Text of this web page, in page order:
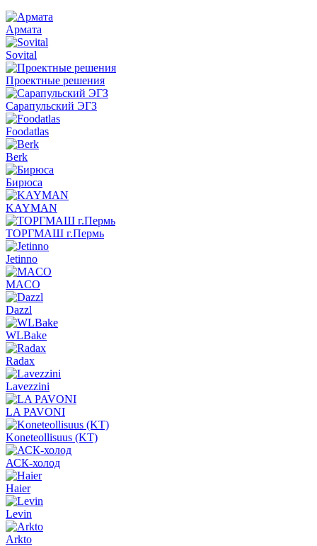
Армата
Sovital
Проектные решения
Сарапульский ЭГЗ
Foodatlas
Berk
Бирюса
KAYMAN
ТОРГМАШ г.Пермь
Jetinno
MACO
Dazzl
WLBake
Radax
Lavezzini
LA PAVONI
Koneteollisuus (KT)
АСК-холод
Haier
Levin
Arkto